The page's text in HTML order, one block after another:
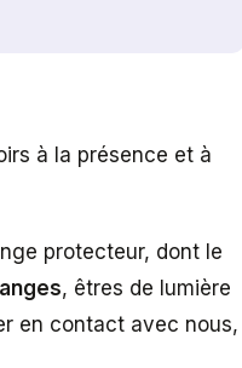
à la présence et à
protecteur, dont le
anges, êtres de lumière
en contact avec nous,